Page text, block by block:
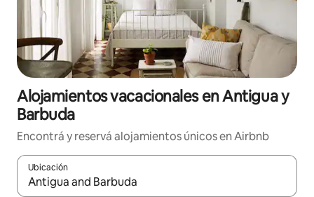
Alojamientos vacacionales en Antigua y
Barbuda
Encontrá y reservá alojamientos únicos en Airbnb
Ubicación
Cuando los resultados estén disponibles, navegá con las